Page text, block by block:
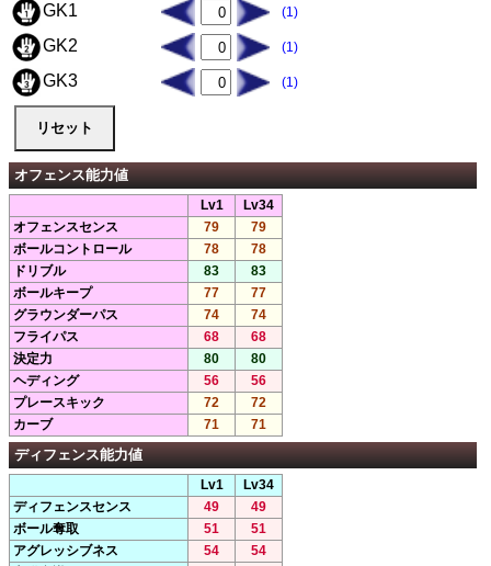
GK1 (1)
GK2 (1)
GK3 (1)
オフェンス能力値
Lv1
Lv34
オフェンスセンス
79
79
ボールコントロール
78
78
ドリブル
83
83
ボールキープ
77
77
グラウンダーパス
74
74
フライパス
68
68
決定力
80
80
ヘディング
56
56
プレースキック
72
72
カーブ
71 71
ディフェンス能力値
Lv1
Lv34
ディフェンスセンス
49
49
ボール奪取
51
51
アグレッシブネス
54
54